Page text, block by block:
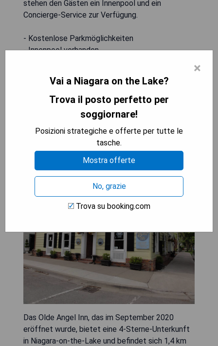
stehen den Gästen ein Innenpool und ein
Concierge-Service zur Verfügung.
- Kostenlose Parkmöglichkeiten
- Innenpool vorhanden
- Gut ausgestattete Grillmöglichkeiten
VEDI IL PREZZO MIGLIORE
The Olde Angel Inn
Das Olde Angel Inn, das im September 2020
eröffnet wurde, bietet eine 4-Sterne-Unterkunft
in Niagara-on-the-Lake und befindet sich 1,4 km
×
Vai a Niagara on the Lake?
Trova il posto perfetto per
soggiornare!
Posizioni strategiche e offerte per tutte le
tasche.
Mostra offerte
No, grazie
Trova su booking.com